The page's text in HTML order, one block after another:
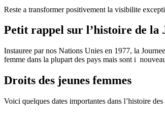
Reste a transformer positivement la visibilite
Petit rappel sur l’histoire de la
Instauree par nos Nations Unies en 1977, la
femme dans la plupart des pays mais sont i
Droits des jeunes femmes
Voici quelques dates importantes dans l’histoire